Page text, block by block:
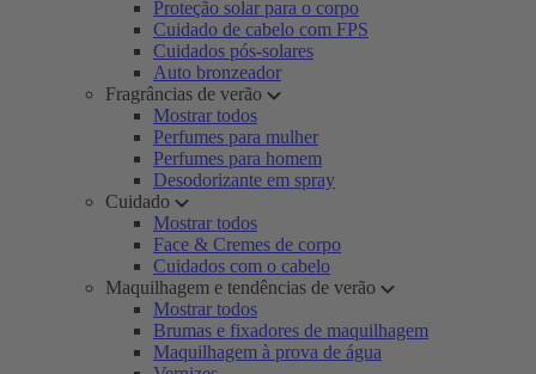
Proteção solar para o corpo
Cuidado de cabelo com FPS
Cuidados pós-solares
Auto bronzeador
Fragrâncias de verão
Mostrar todos
Perfumes para mulher
Perfumes para homem
Desodorizante em spray
Cuidado
Mostrar todos
Face & Cremes de corpo
Cuidados com o cabelo
Maquilhagem e tendências de verão
Mostrar todos
Brumas e fixadores de maquilhagem
Maquilhagem à prova de água